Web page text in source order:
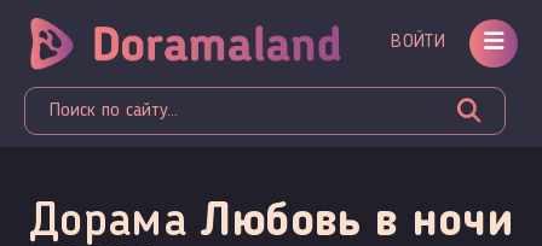
ВОЙТИ
Дорама Любовь в ночи